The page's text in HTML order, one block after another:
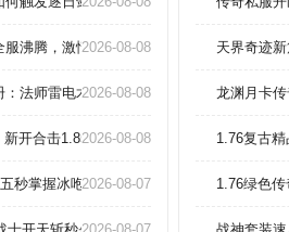
沸腾，激情再现，传奇私服即刻开服
2026-08-08
：法师雷电术如何瞬秒全图精英？
2026-08-08
开合击1.85，传奇私服的全新征程
2026-08-08
秒掌握冰咆哮精髓
2026-08-07
天界奇迹
龙渊月卡
1.76复古
1.76绿色